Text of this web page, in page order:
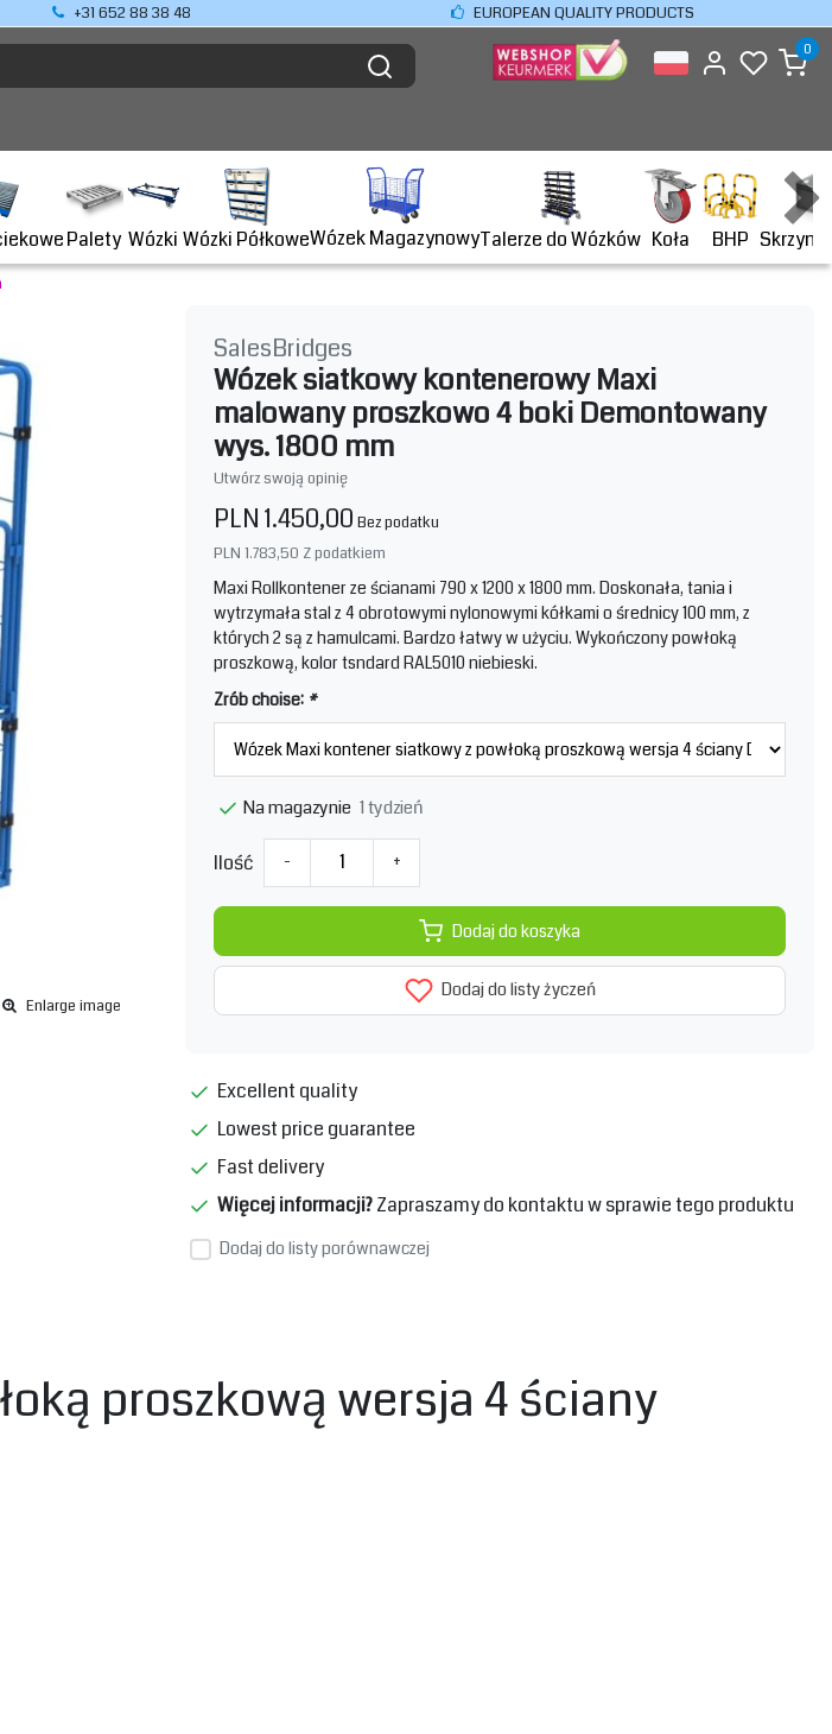
+31 652 88 38 48 EUROPEAN QUALITY PRODUCTS
0
Palety Wózki Wózki PółkoweWózek MagazynowyTalerze do Wózków Koła BHP
Enlarge image
SalesBridges
Wózek siatkowy kontenerowy Maxi
malowany proszkowo 4 boki Demontowany
wys. 1800 mm
Utwórz swoją opinię
PLN 1.450,00 Bez podatku
PLN 1.783,50 Z podatkiem
Maxi Rollkontener ze ścianami 790 x 1200 x 1800 mm. Doskonała, tania i
wytrzymała stal z 4 obrotowymi nylonowymi kółkami o średnicy 100 mm, z
których 2 są z hamulcami. Bardzo łatwy w użyciu. Wykończony powłoką
proszkową, kolor tsndard RAL5010 niebieski.
Zrób choise: *
Na magazynie 1 tydzień
Ilość - +
Dodaj do koszyka
Dodaj do listy życzeń
Excellent quality
Lowest price guarantee
Fast delivery
Więcej informacji?Zapraszamy do kontaktu w sprawie tego produktu
Dodaj do listy porównawczej
proszkową wersja 4 ściany